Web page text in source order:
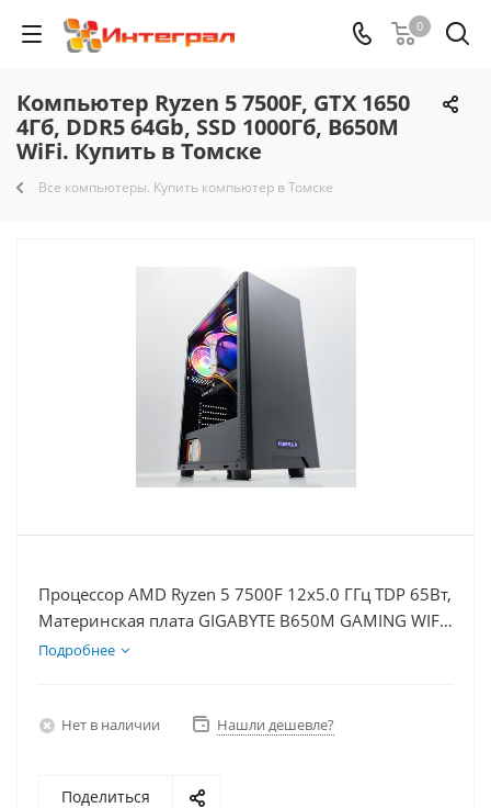
0
Компьютер Ryzen 5 7500F, GTX 1650
4Гб, DDR5 64Gb, SSD 1000Гб, B650M
WiFi. Купить в Томске
Все компьютеры. Купить компьютер в Томске
Процессор AMD Ryzen 5 7500F 12x5.0 ГГц TDP 65Вт,
Материнская плата GIGABYTE B650M GAMING WIFI,
Видеокарта GTX 1650 4Гб, Память DDR5 64Gb,
Подробнее
Нет в наличии Нашли дешевле?
Поделиться